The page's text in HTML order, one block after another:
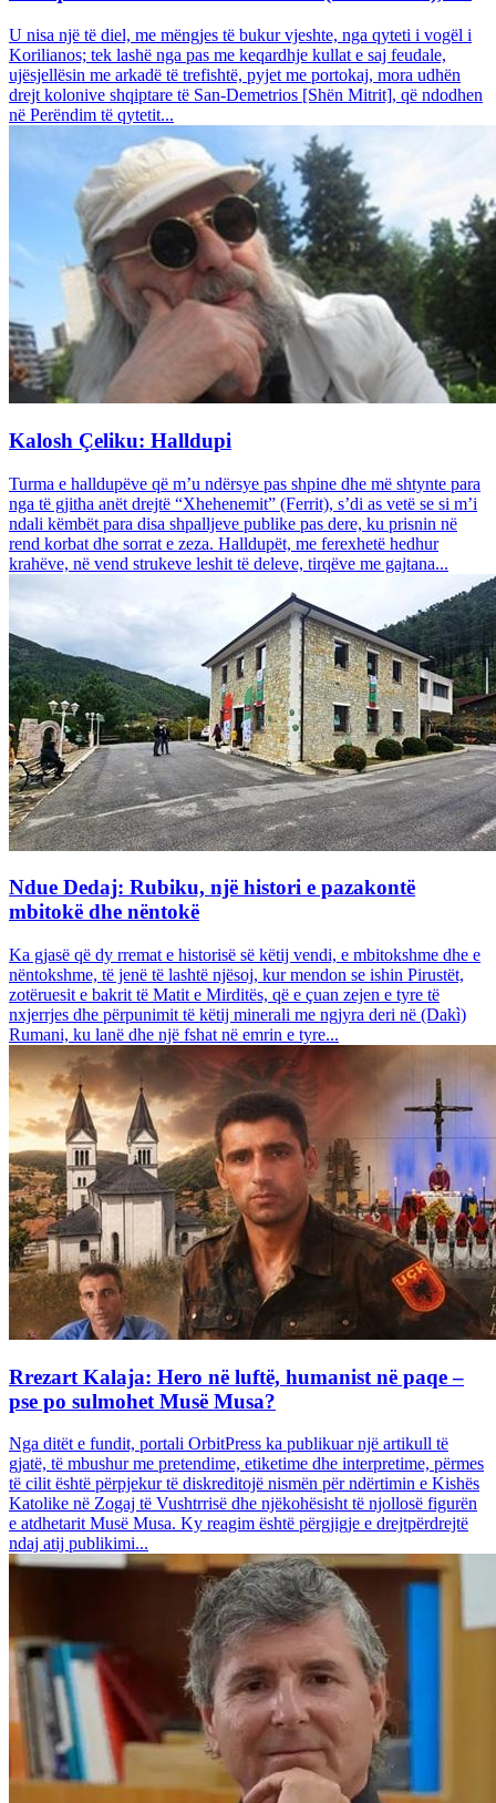
U nisa një të diel, me mëngjes të bukur vjeshte, nga qyteti i vogël i
Korilianos; tek lashë nga pas me keqardhje kullat e saj feudale,
ujësjellësin me arkadë të trefishtë, pyjet me portokaj, mora udhën
drejt kolonive shqiptare të San-Demetrios [Shën Mitrit], që ndodhen
në Perëndim të qytetit...
Kalosh Çeliku: Halldupi
Turma e halldupëve që m’u ndërsye pas shpine dhe më shtynte para
nga të gjitha anët drejtë “Xhehenemit” (Ferrit), s’di as vetë se si m’i
ndali këmbët para disa shpalljeve publike pas dere, ku prisnin në
rend korbat dhe sorrat e zeza. Halldupët, me ferexhetë hedhur
krahëve, në vend strukeve leshit të deleve, tirqëve me gajtana...
Ndue Dedaj: Rubiku, një histori e pazakontë
mbitokë dhe nëntokë
Ka gjasë që dy rremat e historisë së këtij vendi, e mbitokshme dhe e
nëntokshme, të jenë të lashtë njësoj, kur mendon se ishin Pirustët,
zotëruesit e bakrit të Matit e Mirditës, që e çuan zejen e tyre të
nxjerrjes dhe përpunimit të këtij minerali me ngjyra deri në (Dakì)
Rumani, ku lanë dhe një fshat në emrin e tyre...
Rrezart Kalaja: Hero në luftë, humanist në paqe –
pse po sulmohet Musë Musa?
Nga ditët e fundit, portali OrbitPress ka publikuar një artikull të
gjatë, të mbushur me pretendime, etiketime dhe interpretime, përmes
të cilit është përpjekur të diskreditojë nismën për ndërtimin e Kishës
Katolike në Zogaj të Vushtrrisë dhe njëkohësisht të njollosë figurën
e atdhetarit Musë Musa. Ky reagim është përgjigje e drejtpërdrejtë
ndaj atij publikimi...